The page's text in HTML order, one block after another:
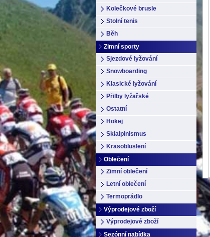
Kolečkové brusle
Stolní tenis
Běh
Zimní sporty
Sjezdové lyžování
Snowboarding
Klasické lyžování
Přilby lyžařské
Ostatní
Hokej
Skialpinismus
Krasobluslení
Oblečení
Zimní oblečení
Letní oblečení
Termoprádlo
Výprodejové zboží
Výprodejové zboží
Sezónní nabídka